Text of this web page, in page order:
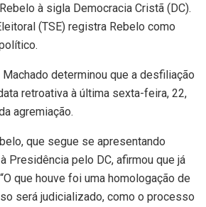
à sigla Democracia Cristã (DC).
(TSE) registra Rebelo como
determinou que a desfiliação
retroativa à última sexta-feira, 22,
agremiação.
que segue se apresentando
Presidência pelo DC, afirmou que já
que houve foi uma homologação de
será judicializado, como o processo